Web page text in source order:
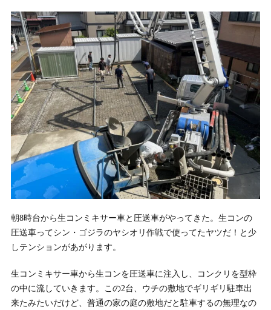
朝8時台から生コンミキサー車と圧送車がやってきた。生コンの
圧送車ってシン・ゴジラのヤシオリ作戦で使ってたヤツだ！と少
しテンションがあがります。
生コンミキサー車から生コンを圧送車に注入し、コンクリを型枠
の中に流していきます。この2台、ウチの敷地でギリギリ駐車出
来たみたいだけど、普通の家の庭の敷地だと駐車するの無理なの